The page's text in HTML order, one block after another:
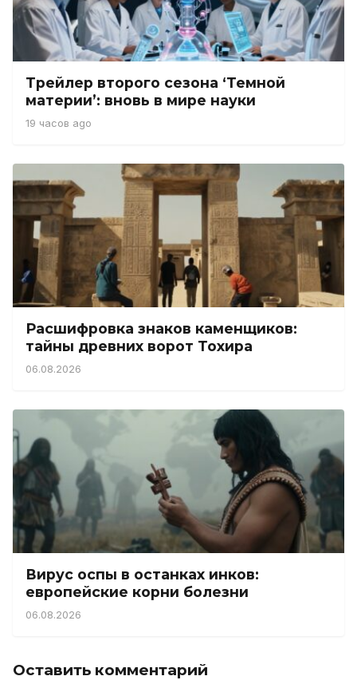
Трейлер второго сезона ‘Темной
материи’: вновь в мире науки
19 часов ago
Расшифровка знаков каменщиков:
тайны древних ворот Тохира
06.08.2026
Вирус оспы в останках инков:
европейские корни болезни
06.08.2026
Оставить комментарий